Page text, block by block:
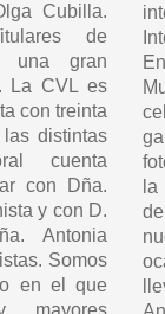
Cubilla.
de
una gran
La CVL es
con treinta
las distintas
cuenta
con Dña.
y con D.
Antonia
Somos
en el que